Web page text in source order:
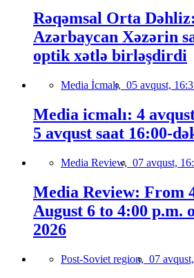
Rəqəmsal Orta
Azərbaycan Xəzərin
optik xətlə birləşdirdi
Media İcmalı, 05 avqust,
Media icmalı: 4
5 avqust saat 16:00-
Media Review, 07 avqust,
Media Review: From
August 6 to 4:00 p.m.
2026
Post-Soviet region, 07